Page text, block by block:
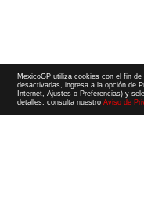
MexicoGP utiliza cookies con el fin
desactivarlas, ingresa a la opción de
Internet, Ajustes o Preferencias) y
detalles, consulta nuestroAviso de